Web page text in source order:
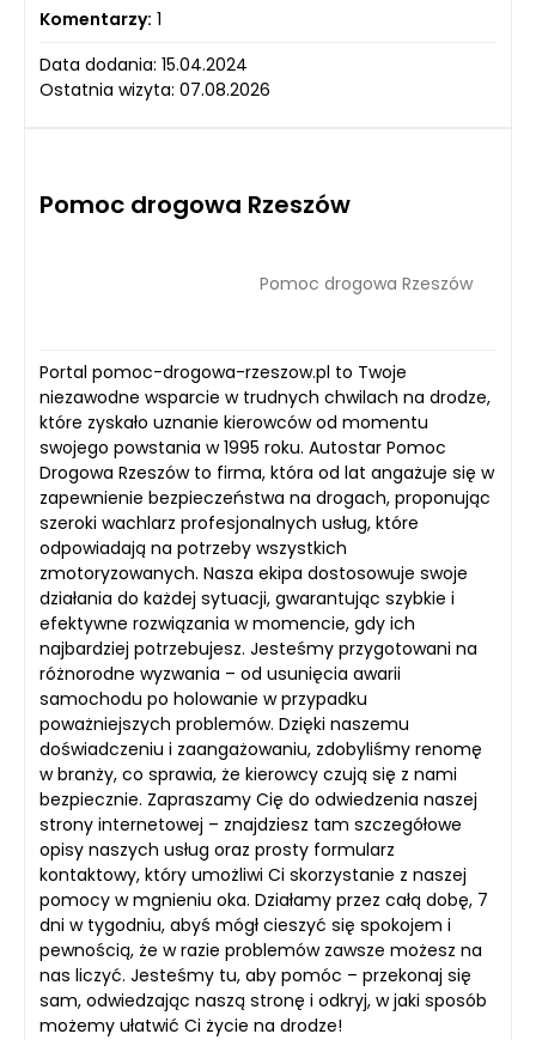
Komentarzy: 1
Data dodania: 15.04.2024
Ostatnia wizyta: 07.08.2026
Pomoc drogowa Rzeszów
Pomoc drogowa Rzeszów
Portal pomoc-drogowa-rzeszow.pl to Twoje
niezawodne wsparcie w trudnych chwilach na drodze,
które zyskało uznanie kierowców od momentu
swojego powstania w 1995 roku. Autostar Pomoc
Drogowa Rzeszów to firma, która od lat angażuje się w
zapewnienie bezpieczeństwa na drogach, proponując
szeroki wachlarz profesjonalnych usług, które
odpowiadają na potrzeby wszystkich
zmotoryzowanych. Nasza ekipa dostosowuje swoje
działania do każdej sytuacji, gwarantując szybkie i
efektywne rozwiązania w momencie, gdy ich
najbardziej potrzebujesz. Jesteśmy przygotowani na
różnorodne wyzwania – od usunięcia awarii
samochodu po holowanie w przypadku
poważniejszych problemów. Dzięki naszemu
doświadczeniu i zaangażowaniu, zdobyliśmy renomę
w branży, co sprawia, że kierowcy czują się z nami
bezpiecznie. Zapraszamy Cię do odwiedzenia naszej
strony internetowej – znajdziesz tam szczegółowe
opisy naszych usług oraz prosty formularz
kontaktowy, który umożliwi Ci skorzystanie z naszej
pomocy w mgnieniu oka. Działamy przez całą dobę, 7
dni w tygodniu, abyś mógł cieszyć się spokojem i
pewnością, że w razie problemów zawsze możesz na
nas liczyć. Jesteśmy tu, aby pomóc – przekonaj się
sam, odwiedzając naszą stronę i odkryj, w jaki sposób
możemy ułatwić Ci życie na drodze!